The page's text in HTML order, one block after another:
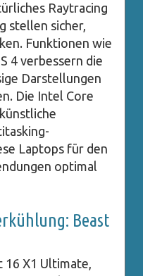
Raytracing
stellen sicher,
Funktionen wie
4 verbessern die
Darstellungen
Die Intel Core
Laptops für den
optimal
Beast
16 X1 Ultimate,